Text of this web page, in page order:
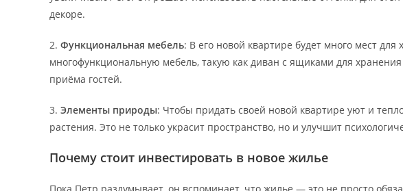
декоре.
2. Функциональная мебель: В его новой квартире будет много мест
многофункциональную мебель, такую как диван с ящиками для
приёма гостей.
3. Элементы природы: Чтобы придать своей новой квартире уют и
растения. Это не только украсит пространство, но и улучшит
Почему стоит инвестировать в новое жилье